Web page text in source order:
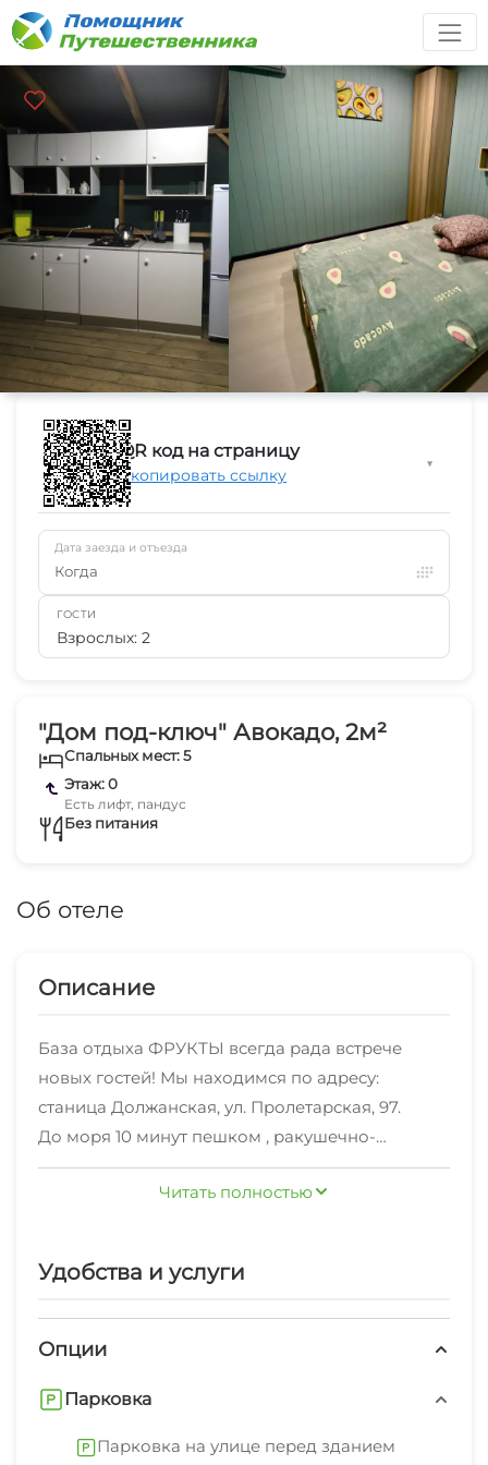
"Дом под-ключ" Авокадо, 2м²
Спальных мест: 5
Этаж: 0
Есть лифт, пандус
Без питания
Об отеле
Описание
База отдыха ФРУКТЫ всегда рада встрече
новых гостей! Мы находимся по адресу:
станица Должанская, ул. Пролетарская, 97.
До моря 10 минут пешком , ракушечно-
песочный пляж. Солнца на азовском
побережье очень много, дожди крайне редки.
климат сам по себе полезен для оздоровления.
предложить -благоустроенную территорию,
принадлежностями для барбекю. На выбор
кофейная зона с ротанговой мебелью.
Читать полностью
Удобства и услуги
Опции
Парковка
Парковка на улице перед зданием
QR код на страницу
Скопировать ссылку
▼
Дата заезда и отъезда
Когда
ГОСТИ
Взрослых: 2